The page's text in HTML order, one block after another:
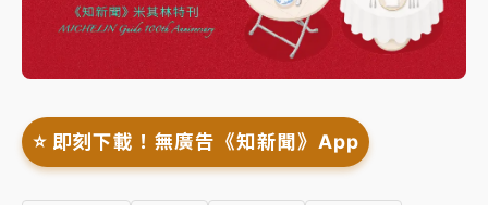
⭐️ 即刻下載！無廣告《知新聞》App